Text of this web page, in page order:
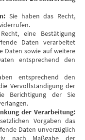
Sie haben das Recht,
eine Bestätigung
Daten verarbeitet
Daten sowie auf weitere
entsprechend den
entsprechend den
Vervollständigung der
Berichtigung der Sie
der Verarbeitung:
Vorgaben das
Daten unverzüglich